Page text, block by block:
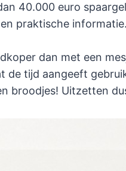
40.000 euro
praktische
dan met een
de tijd aangeeft
broodjes! Uitzetten